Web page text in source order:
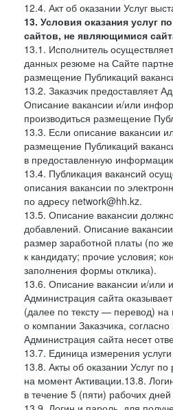
12.4. Акт об оказании Услуг
13. Условия оказания услуг
сайтов, не являющимися
13.1. Исполнитель
данных резюме на Сайте
размещение Публикаций
13.2. Заказчик предоставляет
Описание вакансии и/или
производиться размещение
13.3. Если описание вакансии
размещение Публикаций
в предоставленную
13.4. Публикация вакансий
описания вакансии по
по адресу network@hh.kz.
13.5. Описание вакансии
добавлений. Описание
размер заработной платы (по
к кандидату; прочие условия;
заполнения формы отклика).
13.6. Описание вакансии и/или
Администрация сайта
(далее по тексту — перевод)
о компании Заказчика,
Администрация сайта несет
13.7. Единица измерения
13.8. Акты об оказании Услуг
на момент Активации.13.8.
в течение 5 (пяти) рабочих